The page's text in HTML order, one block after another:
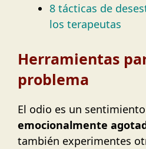
8 tácticas de
los terapeutas
Herramientas
problema
El odio es un
emocionalmente
también experimentes